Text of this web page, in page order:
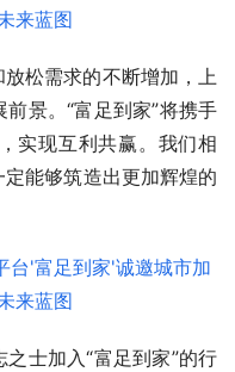
松需求的不断增加，上
景。“富足到家”将携手
实现互利共赢。我们相
能够筑造出更加辉煌的
士加入“富足到家”的行